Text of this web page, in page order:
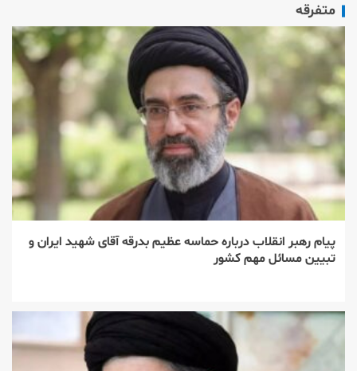
متفرقه
پیام رهبر انقلاب درباره حماسه عظیم بدرقه آقای شهید ایران و
تبیین مسائل مهم کشور